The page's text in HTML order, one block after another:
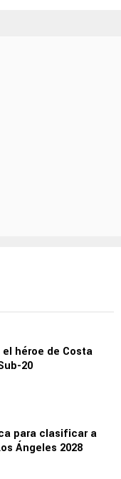
el héroe de Costa
20
para clasificar a
Ángeles 2028